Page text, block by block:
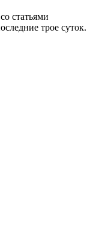
статьями
трое суток.